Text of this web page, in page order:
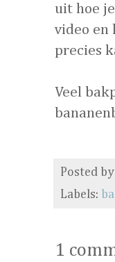
uit hoe
video en
precies
Veel
Posted by
Labels:
1